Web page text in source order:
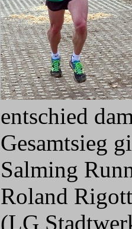
entschied
Gesamtsieg
Salming
Roland
(LG